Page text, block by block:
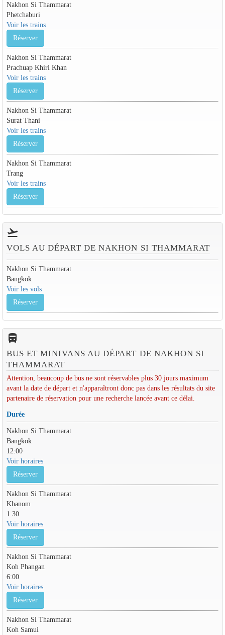
Nakhon Si Thammarat
Phetchaburi
Voir les trains
Réserver
Nakhon Si Thammarat
Prachuap Khiri Khan
Voir les trains
Réserver
Nakhon Si Thammarat
Surat Thani
Voir les trains
Réserver
Nakhon Si Thammarat
Trang
Voir les trains
Réserver
flight_takeoff
VOLS AU DÉPART DE NAKHON SI THAMMARAT
Nakhon Si Thammarat
Bangkok
Voir les vols
Réserver
directions_bus_filled
BUS ET MINIVANS AU DÉPART DE NAKHON SI
THAMMARAT
Attention, beaucoup de bus ne sont réservables plus 30 jours maximum
avant la date de départ et n'apparaîtront donc pas dans les résultats du site
partenaire de réservation pour une recherche lancée avant ce délai.
Durée
Nakhon Si Thammarat
Bangkok
12:00
Voir horaires
Réserver
Nakhon Si Thammarat
Khanom
1:30
Voir horaires
Réserver
Nakhon Si Thammarat
Koh Phangan
6:00
Voir horaires
Réserver
Nakhon Si Thammarat
Koh Samui